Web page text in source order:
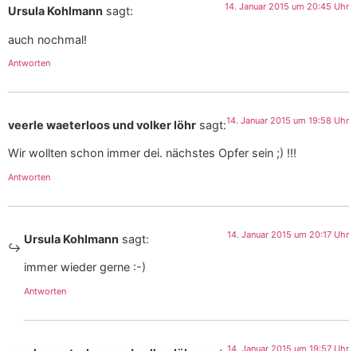
Ursula Kohlmann sagt: 14. Januar 2015 um 20:45 Uhr
auch nochmal!
Antworten
veerle waeterloos und volker löhr sagt:14. Januar 2015 um 19:58 Uhr
Wir wollten schon immer dei. nächstes Opfer sein ;) !!!
Antworten
Ursula Kohlmann sagt: 14. Januar 2015 um 20:17 Uhr
immer wieder gerne :-)
Antworten
14. Januar 2015 um 19:57 Uhr